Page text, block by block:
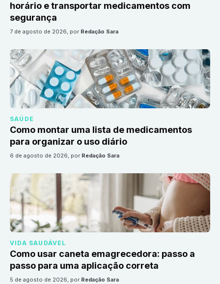
horário e transportar medicamentos com
segurança
7 de agosto de 2026, por Redação Sara
SAÚDE
Como montar uma lista de medicamentos
para organizar o uso diário
6 de agosto de 2026, por Redação Sara
VIDA SAUDÁVEL
Como usar caneta emagrecedora: passo a
passo para uma aplicação correta
5 de agosto de 2026, por Redação Sara